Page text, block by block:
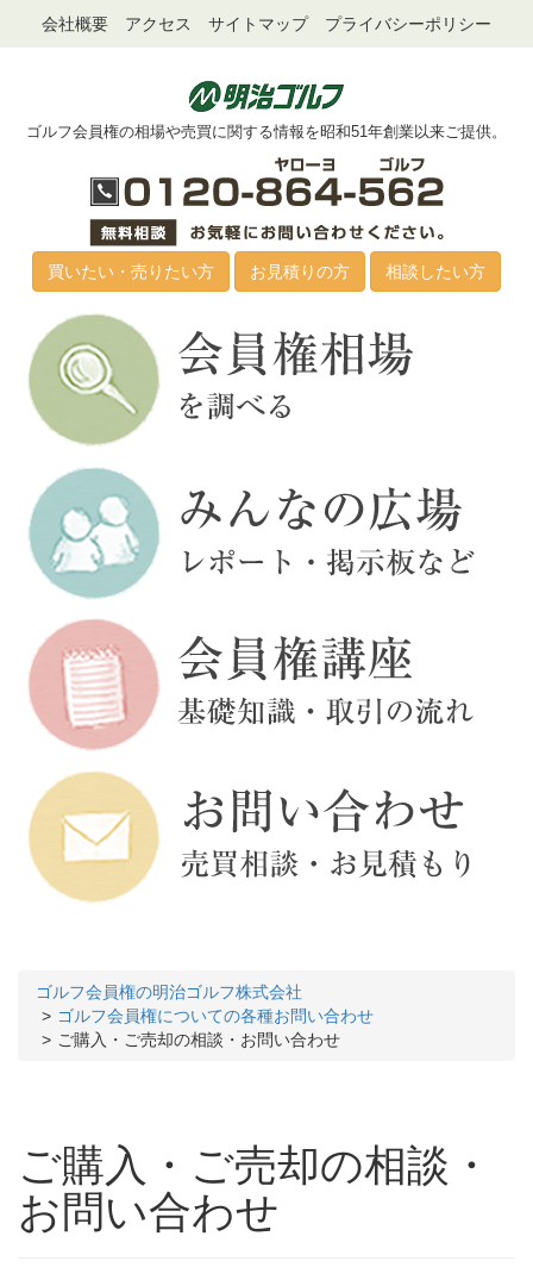
会社概要 アクセス サイトマップ プライバシーポリシー
ゴルフ会員権の相場や売買に関する情報を昭和51年創業以来ご提供。
買いたい・売りたい方 お見積りの方 相談したい方
ゴルフ会員権の明治ゴルフ株式会社
ゴルフ会員権についての各種お問い合わせ
ご購入・ご売却の相談・お問い合わせ
ご購入・ご売却の相談・
お問い合わせ